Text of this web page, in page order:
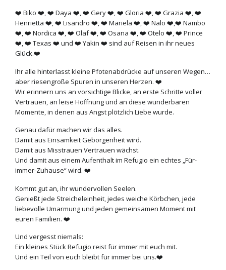
❤️ Biko ❤️, ❤️ Daya ❤️, ❤️ Gery ❤️, ❤️ Gloria ❤️, ❤️ Grazia ❤️, ❤️
Henrietta ❤️, ❤️ Lisandro ❤️, ❤️ Mariela ❤️, ❤️ Nalo ❤️,❤️ Nambo
❤️, ❤️ Nordica ❤️, ❤️ Olaf ❤️, ❤️ Osana ❤️, ❤️ Otelo ❤️, ❤️ Prince
❤️, ❤️ Texas ❤️ und ❤️ Yakin ❤️ sind auf Reisen in ihr neues
Glück.❤️
Ihr alle hinterlasst kleine Pfotenabdrücke auf unseren Wegen…
aber riesengroße Spuren in unseren Herzen. ❤️
Wir erinnern uns an vorsichtige Blicke, an erste Schritte voller
Vertrauen, an leise Hoffnung und an diese wunderbaren
Momente, in denen aus Angst plötzlich Liebe wurde.
Genau dafür machen wir das alles.
Damit aus Einsamkeit Geborgenheit wird.
Damit aus Misstrauen Vertrauen wächst.
Und damit aus einem Aufenthalt im Refugio ein echtes „Für-
immer-Zuhause“ wird. ❤️
Kommt gut an, ihr wundervollen Seelen.
Genießt jede Streicheleinheit, jedes weiche Körbchen, jede
liebevolle Umarmung und jeden gemeinsamen Moment mit
euren Familien. ❤️
Und vergesst niemals:
Ein kleines Stück Refugio reist für immer mit euch mit.
Und ein Teil von euch bleibt für immer bei uns.❤️